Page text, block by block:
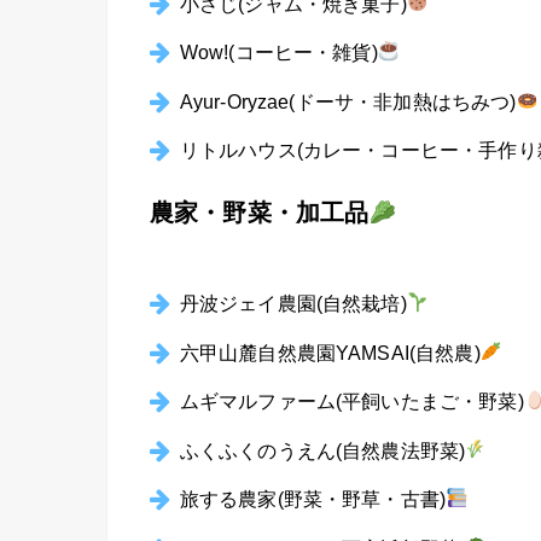
Wow!(コーヒー・雑貨)
Ayur-Oryzae(ドーサ・非加熱はちみつ)
リトルハウス(カレー・コーヒー・手作
農家・野菜・加工品
丹波ジェイ農園(自然栽培)
六甲山麓自然農園YAMSAI(自然農)
ムギマルファーム(平飼いたまご・野菜)
ふくふくのうえん(自然農法野菜)
旅する農家(野菜・野草・古書)